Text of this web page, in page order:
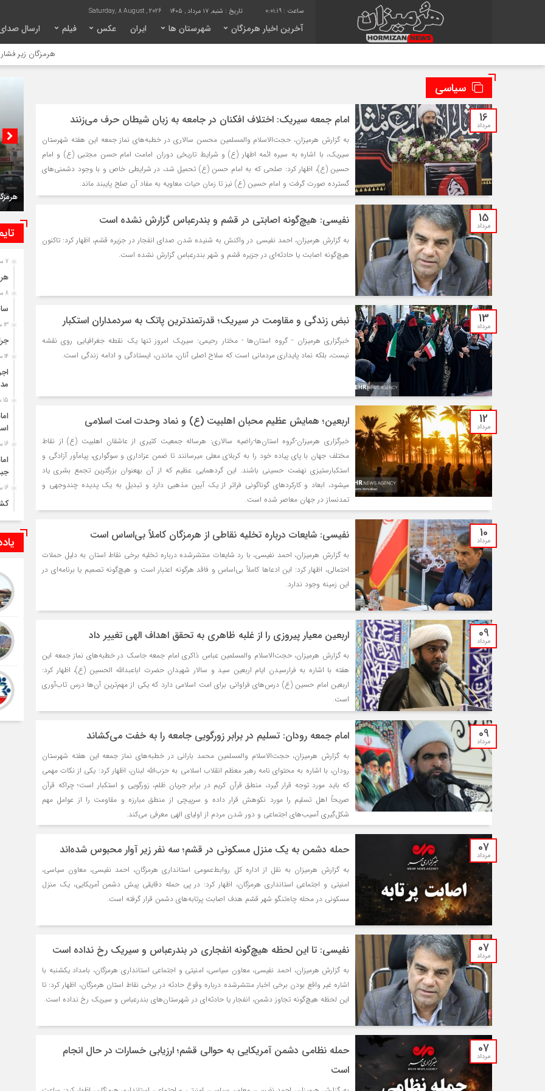
0:01:20 تاریخ : شنبه, ۱۷ مرداد , ۱۴۰۵ Saturday, 8 August , 2026
آخرین اخبار هرمزگان شهرستان ها ایران عکس فیلم ارسال
هرمزگان زیر فشار
سیاسی
16
مرداد امام جمعه سیریک: اختلاف افکنان در جامعه به زبان شیطان حرف می‌زنند
به گزارش هرمیزان، حجت‌الاسلام والمسلمین محسن سالاری در خطبه‌های نماز جمعه این هفته شهرستان
سیریک، با اشاره به سیره ائمه اطهار (ع) و شرایط تاریخی دوران امامت امام حسن مجتبی (ع) و امام
حسین (ع)، اظهار کرد: صلحی که به امام حسن (ع) تحمیل شد، در شرایطی خاص و با وجود دشمنی‌های
گسترده صورت گرفت و امام حسین (ع) نیز تا زمان حیات معاویه به مفاد آن صلح پایبند ماند.
15
مرداد نفیسی: هیچ‌گونه اصابتی در قشم و بندرعباس گزارش نشده است
به گزارش هرمیزان، احمد نفیسی در واکنش به شنیده شدن صدای انفجار در جزیره قشم، اظهار کرد: تاکنون
هیچ‌گونه اصابت یا حادثه‌ای در جزیره قشم و شهر بندرعباس گزارش نشده است.
13
مرداد نبض زندگی و مقاومت در سیریک؛ قدرتمندترین پاتک به سردمداران استکبار
خبرگزاری هرمیزان - گروه استان‌ها - مختار رحیمی: سیریک امروز تنها یک نقطه جغرافیایی روی نقشه
نیست، بلکه نماد پایداری مردمانی است که سلاح اصلی آنان، ماندن، ایستادگی و ادامه زندگی است.
12
مرداد اربعین؛ همایش عظیم محبان اهلبیت (ع) و نماد وحدت امت اسلامی
خبرگزاری هرمیزان-گروه استان‌ها-راضیه سالاری: هرساله جمعیت کثیری از عاشقان اهلبیت (ع) از نقاط
مختلف جهان با پای پیاده خود را به کربلای معلی میرسانند تا ضمن عزاداری و سوگواری، پیامآور آزادگی و
استکبارستیزی نهضت حسینی باشند. این گردهمایی عظیم که از آن بهعنوان بزرگترین تجمع بشری یاد
میشود، ابعاد و کارکردهای گوناگونی فراتر از یک آیین مذهبی دارد و تبدیل به یک پدیده چندوجهی و
تمدنساز در جهان معاصر شده است.
10
مرداد نفیسی: شایعات درباره تخلیه نقاطی از هرمزگان کاملاً بی‌اساس است
به گزارش هرمیزان، احمد نفیسی، با رد شایعات منتشرشده درباره تخلیه برخی نقاط استان به دلیل حملات
احتمالی، اظهار کرد: این ادعاها کاملاً بی‌اساس و فاقد هرگونه اعتبار است و هیچ‌گونه تصمیم یا برنامه‌ای در
این زمینه وجود ندارد.
09
مرداد اربعین معیار پیروزی را از غلبه ظاهری به تحقق اهداف الهی تغییر داد
به گزارش هرمیزان، حجت‌الاسلام والمسلمین عباس ذاکری امام جمعه جاسک در خطبه‌های نماز جمعه این
هفته با اشاره به فرارسیدن ایام اربعین سید و سالار شهیدان حضرت اباعبدالله الحسین (ع)، اظهار کرد:
اربعین امام حسین (ع) درس‌های فراوانی برای امت اسلامی دارد که یکی از مهم‌ترین آن‌ها درس تاب‌آوری
است.
09
مرداد امام جمعه رودان: تسلیم در برابر زورگویی جامعه را به خفت می‌کشاند
به گزارش هرمیزان، حجت‌الاسلام والمسلمین محمد بارانی در خطبه‌های نماز جمعه این هفته شهرستان
رودان، با اشاره به محتوای نامه رهبر معظم انقلاب اسلامی به حزب‌الله لبنان، اظهار کرد: یکی از نکات مهمی
که باید مورد توجه قرار گیرد، منطق قرآن کریم در برابر جریان ظلم، زورگویی و استکبار است؛ چراکه قرآن
صریحاً اهل تسلیم را مورد نکوهش قرار داده و سرپیچی از منطق مبارزه و مقاومت را از عوامل مهم
شکل‌گیری آسیب‌های اجتماعی و دور شدن مردم از اولیای الهی معرفی می‌کند.
07
مرداد حمله دشمن به یک منزل مسکونی در قشم؛ سه نفر زیر آوار محبوس شده‌اند
به گزارش هرمیزان به نقل از اداره کل روابط‌عمومی استانداری هرمزگان، احمد نفیسی، معاون سیاسی،
امنیتی و اجتماعی استانداری هرمزگان، اظهار کرد: در پی حمله دقایقی پیش دشمن آمریکایی، یک منزل
مسکونی در محله چاه‌تنگو شهر قشم هدف اصابت پرتابه‌های دشمن قرار گرفته است.
07
مرداد نفیسی: تا این لحظه هیچ‌گونه انفجاری در بندرعباس و سیریک رخ نداده است
به گزارش هرمیزان، احمد نفیسی، معاون سیاسی، امنیتی و اجتماعی استانداری هرمزگان، بامداد یکشنبه با
اشاره غیر واقع بودن برخی اخبار منتشرشده درباره وقوع حادثه در برخی نقاط استان هرمزگان، اظهار کرد: تا
این لحظه هیچ‌گونه تجاوز دشمن، انفجار یا حادثه‌ای در شهرستان‌های بندرعباس و سیریک رخ نداده است.
07
مرداد
حمله نظامی دشمن آمریکایی به حوالی قشم؛ ارزیابی خسارات در حال انجام
است
هرمزگان زیر فشار تصمیمات سوختی/استاندار پاسخگو
7 ساعت قبل
8 ساعت قبل
13 ساعت قبل
14 ساعت قبل
15 ساعت قبل
16 ساعت قبل
16 ساعت قبل
16 ساعت قبل
16 ساعت قبل
17 ساعت قبل